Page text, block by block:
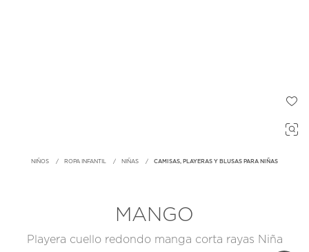
NIÑOS ROPA INFANTIL NIÑAS CAMISAS, PLAYERAS Y BLUSAS PARA NIÑAS
MANGO
Playera cuello redondo manga corta rayas Niña